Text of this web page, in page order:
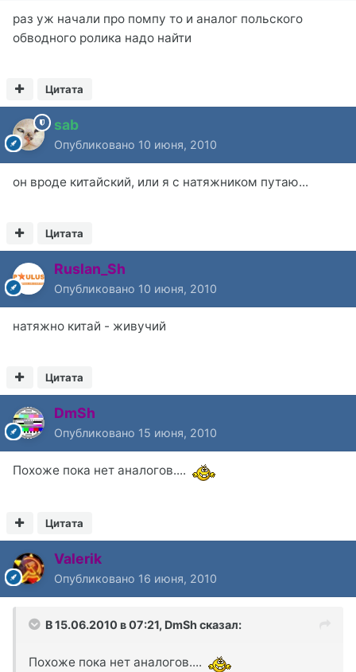
раз уж начали про помпу то и аналог польского
обводного ролика надо найти
Цитата
sab
Опубликовано 10 июня, 2010
он вроде китайский, или я с натяжником путаю...
Цитата
Ruslan_Sh
Опубликовано 10 июня, 2010
натяжно китай - живучий
Цитата
DmSh
Опубликовано 15 июня, 2010
Похоже пока нет аналогов....
Цитата
Valerik
Опубликовано 16 июня, 2010
В 15.06.2010 в 07:21, DmSh сказал:
Похоже пока нет аналогов....